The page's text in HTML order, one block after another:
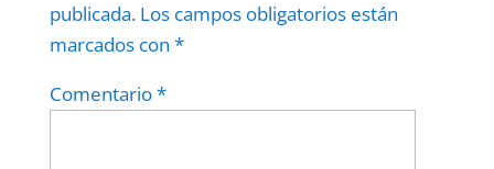
publicada. Los campos obligatorios están
marcados con *
Comentario*